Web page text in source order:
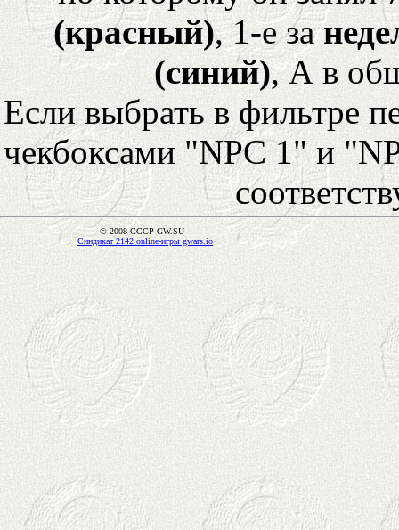
(красный), 1-е за
(синий), А в
Если выбрать в фильтре
чекбоксами "NPC 1" и
© 2008 CCCP-GW.SU -
Синдикат 2142 online-игры gwars.io